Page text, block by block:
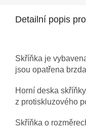
Detailní popis
Skříňka je
jsou opatřena
Horní deska
z protiskluzového
Skříňka o